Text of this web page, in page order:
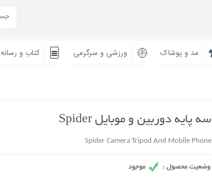
مد و پوشاک ورزشی و سرگرمی کتاب و رسانه
سه پایه دوربین و موبایل Spider
Spider Camera Tripod And Mobile Phone